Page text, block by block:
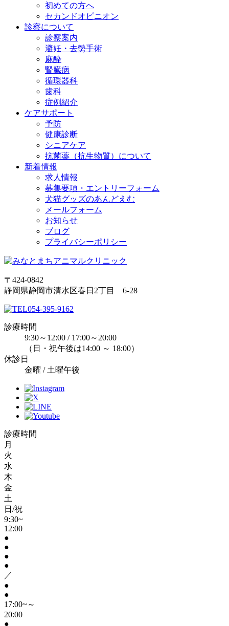
初めての方へ
セカンドオピニオン
診察について
診察案内
避妊・去勢手術
麻酔
腎臓病
循環器科
歯科
症例紹介
ケアサポート
予防
健康診断
シニアケア
抗菌薬（抗生物質）について
新着情報
求人情報
募集要項・エントリーフォーム
犬猫グッズのあんどえむ
メールフォーム
お知らせ
ブログ
プライバシーポリシー
〒424-0842
静岡県静岡市清水区春日2丁目 6-28
054-395-9162
診療時間
9:30～12:00 / 17:00～20:00
（日・祝午後は14:00 ～ 18:00）
休診日
金曜 / 土曜午後
診療時間
月
火
水
木
金
土
日/祝
9:30~
12:00
●
●
●
●
／
●
●
17:00~～
20:00
●